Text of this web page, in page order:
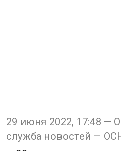
29 июня 2022, 17:48 —
служба новостей —